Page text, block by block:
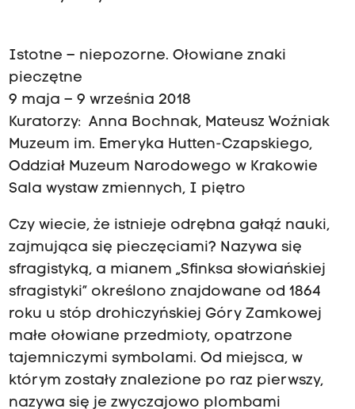
Istotne – niepozorne. Ołowiane znaki
pieczętne
9 maja – 9 września 2018
Kuratorzy: Anna Bochnak, Mateusz Woźniak
Muzeum im. Emeryka Hutten-Czapskiego,
Oddział Muzeum Narodowego w Krakowie
Sala wystaw zmiennych, I piętro
Czy wiecie, że istnieje odrębna gałąź nauki,
zajmująca się pieczęciami? Nazywa się
sfragistyką, a mianem „Sfinksa słowiańskiej
sfragistyki” określono znajdowane od 1864
roku u stóp drohiczyńskiej Góry Zamkowej
małe ołowiane przedmioty, opatrzone
tajemniczymi symbolami. Od miejsca, w
którym zostały znalezione po raz pierwszy,
nazywa się je zwyczajowo plombami